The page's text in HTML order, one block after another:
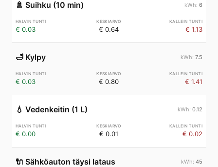
🚿 Suihku (10 min) 6
€ 0.03 € 0.64 € 1.13
🛁 Kylpy 7.5
€ 0.03 € 0.80 € 1.41
💧 Vedenkeitin (1 L) 0.12
€ 0.00 € 0.01 € 0.02
🔌 Sähköauton täysi lataus 45